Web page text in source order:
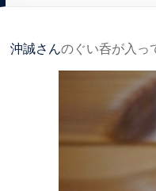
沖誠さんのぐい呑が入っ